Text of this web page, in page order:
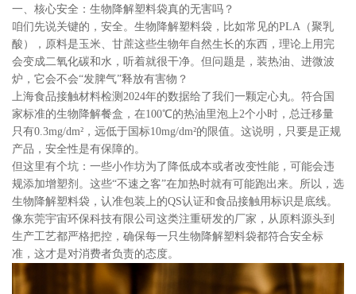
一、核心安全：生物降解塑料袋真的无害吗？
咱们先说关键的，安全。生物降解塑料袋，比如常见的PLA（聚乳
酸），原料是玉米、甘蔗这些生物年自然生长的东西，理论上用完
会变成二氧化碳和水，听着就很干净。但问题是，装热油、进微波
炉，它会不会“发脾气”释放有害物？
上海食品接触材料检测2024年的数据给了我们一颗定心丸。符合国
家标准的生物降解餐盒，在100℃的热油里泡上2个小时，总迁移量
只有0.3mg/dm²，远低于国标10mg/dm²的限值。这说明，只要是正规
产品，安全性是有保障的。
但这里有个坑：一些小作坊为了降低成本或者改变性能，可能会违
规添加增塑剂。这些“不速之客”在加热时就有可能跑出来。所以，选
生物降解塑料袋，认准包装上的QS认证和食品接触用标识是底线。
像东莞宇宙环保科技有限公司这类注重研发的厂家，从原料源头到
生产工艺都严格把控，确保每一只生物降解塑料袋都符合安全标
准，这才是对消费者负责的态度。